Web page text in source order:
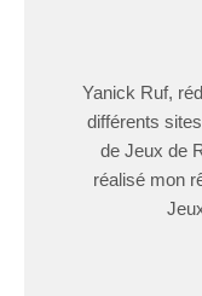
Yanick Ruf,
différents
de Jeux de
réalisé mon